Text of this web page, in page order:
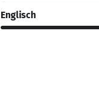
Englisch